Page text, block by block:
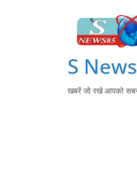
S
खबरें जो रखे आपको